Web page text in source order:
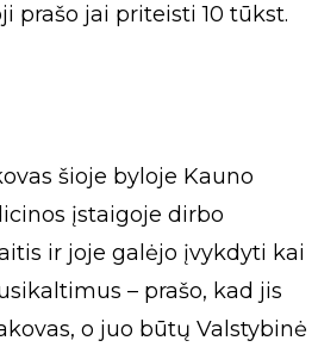
prašo jai priteisti 10 tūkst.
šioje byloje Kauno
įstaigoje dirbo
ir joje galėjo įvykdyti kai
– prašo, kad jis
o juo būtų Valstybinė